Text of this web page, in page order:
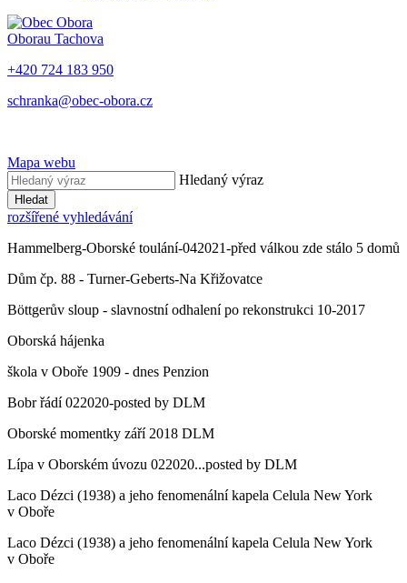
Oborau Tachova
+420 724 183 950
schranka@obec-obora.cz
Mapa webu
Hledaný výraz
Hledat
rozšířené vyhledávání
Hammelberg-Oborské toulání-042021-před válkou zde stálo 5 domů
Dům čp. 88 - Turner-Geberts-Na Křižovatce
Böttgerův sloup - slavnostní odhalení po rekonstrukci 10-2017
Oborská hájenka
škola v Oboře 1909 - dnes Penzion
Bobr řádí 022020-posted by DLM
Oborské momentky září 2018 DLM
Lípa v Oborském úvozu 022020...posted by DLM
Laco Dézci (1938) a jeho fenomenální kapela Celula New York
v Oboře
Laco Dézci (1938) a jeho fenomenální kapela Celula New York
v Oboře